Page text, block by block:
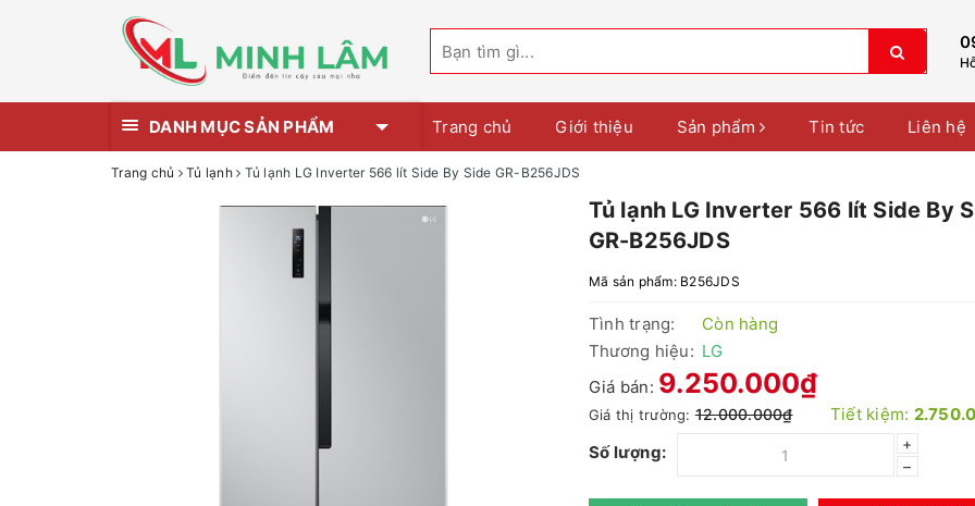
DANH MỤC SẢN PHẨM Trang chủ Giới thiệu Sản phẩm Tin tức Liên hệ
Trang chủ Tủ lạnh Tủ lạnh LG Inverter 566 lít Side By Side GR-B256JDS
Tủ lạnh LG Inverter 566 lít Side By
GR-B256JDS
Mã sản phẩm: B256JDS
Tình trạng:
Còn hàng
Thương hiệu: LG
Giá bán: 9.250.000₫
Giá thị trường:12.000.000₫ Tiết kiệm:
Số lượng:
+
–